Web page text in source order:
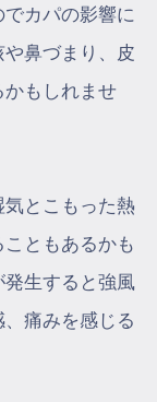
カパの影響に
鼻づまり、皮
かもしれませ
とこもった熱
ともあるかも
発生すると強風
痛みを感じる